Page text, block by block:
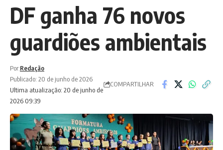
DF ganha 76 novos
guardiões ambientais
Ultima atualização: 20 de junho de
2026 09:39
Por:Redação
Publicado: 20 de junho de 2026
COMPARTILHAR